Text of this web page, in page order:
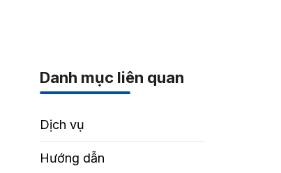
Danh mục liên quan
Dịch vụ
Hướng dẫn